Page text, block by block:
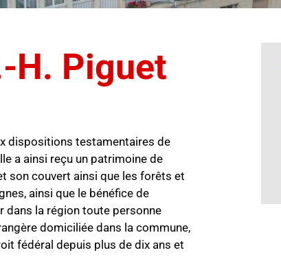
H. Piguet
dispositions testamentaires de
a ainsi reçu un patrimoine de
son couvert ainsi que les forêts et
ainsi que le bénéfice de
dans la région toute personne
domiciliée dans la commune,
fédéral depuis plus de dix ans et